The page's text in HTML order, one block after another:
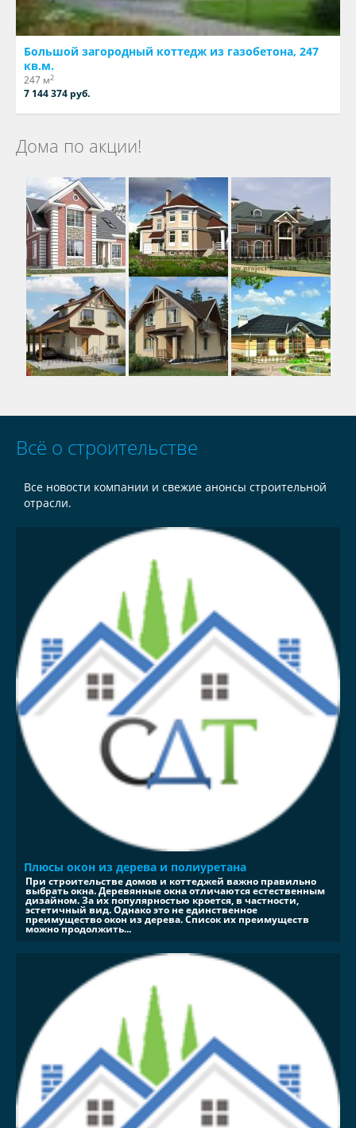
Большой загородный коттедж из газобетона, 247
кв.м.
247 м2
7 144 374 руб.
Дома по акции!
Всё о строительстве
Все новости компании и свежие анонсы строительной
отрасли.
Плюсы окон из дерева и полиуретана
При строительстве домов и коттеджей важно правильно
выбрать окна. Деревянные окна отличаются естественным
дизайном. За их популярностью кроется, в частности,
эстетичный вид. Однако это не единственное
преимущество окон из дерева. Список их преимуществ
можно продолжить...